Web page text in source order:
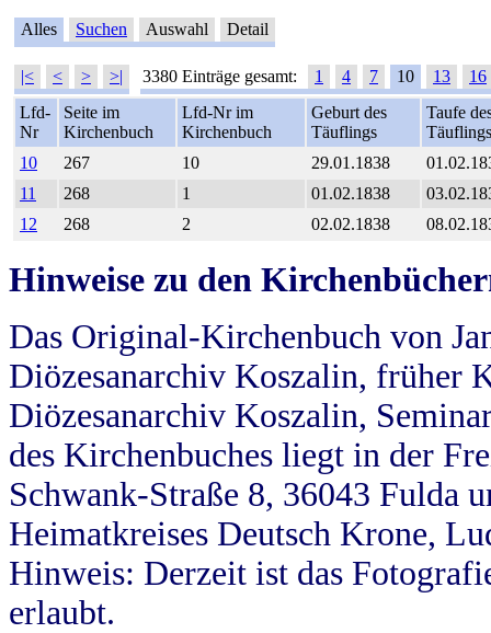
Alles Suchen Auswahl Detail
|< < > >| 3380 Einträge gesamt: 1 4 7 10 13
16
Lfd-
Nr
Seite im
Kirchenbuch
Lfd-Nr im
Kirchenbuch
Geburt des
Täuflings
Taufe
Täuflings
10
267 10 29.01.1838
11
268 1 01.02.1838
12
268 2 02.02.1838
Hinweise zu den
Das Original-Kirchenbuch von
Diözesanarchiv Koszalin, früher
Diözesanarchiv Koszalin,
des Kirchenbuches liegt in der
Schwank-Straße 8, 36043 Fulda
Heimatkreises Deutsch Krone,
Hinweis: Derzeit ist das
erlaubt.